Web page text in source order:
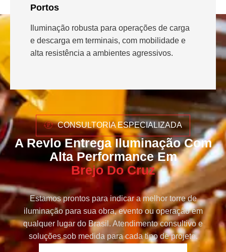
Portos
Iluminação robusta para operações de carga
e descarga em terminais, com mobilidade e
alta resistência a ambientes agressivos.
CONSULTORIA ESPECIALIZADA
A Revlo Entrega Iluminação Com
Alta Performance Em
Brejo Do Cruz
Estamos prontos para indicar a melhor torre de
iluminação para sua obra, evento ou operação em
qualquer lugar do Brasil. Atendimento consultivo e
soluções sob medida para cada tipo de projeto.